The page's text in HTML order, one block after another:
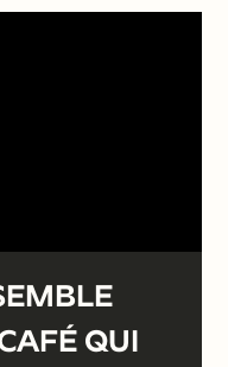
pour une
⟶
QUI